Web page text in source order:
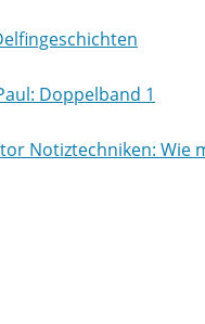
Doppelband 1
Notiztechniken: